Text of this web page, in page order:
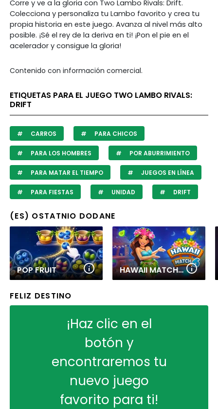
Corre y ve a la gloria con Two Lambo Rivals: Drift.
Colecciona y personaliza tu Lambo favorito y crea tu
propia historia en este juego. Avanza al nivel más alto
posible. ¡Sé el rey de la deriva en ti! ¡Pon el pie en el
acelerador y consigue la gloria!
Contenido con información comercial.
ETIQUETAS PARA EL JUEGO TWO LAMBO RIVALS:
DRIFT
CARROS PARA CHICOS
PARA LOS HOMBRES POR ABURRIMIENTO
PARA MATAR EL TIEMPO JUEGOS EN LÍNEA
PARA FIESTAS UNIDAD DRIFT
(ES) OSTATNIO DODANE
POP FRUIT HAWAII MATCH 6
FELIZ DESTINO
¡Haz clic en el
botón y
encontraremos tu
nuevo juego
favorito para ti!